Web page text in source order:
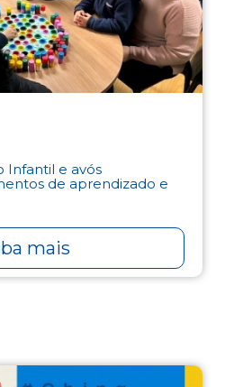
Infantil e avós
de aprendizado e
mais